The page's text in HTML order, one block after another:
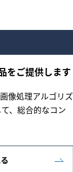
をご提供します
像処理アルゴリズ
、総合的なコン